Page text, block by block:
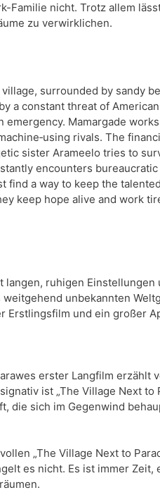
Familie nicht. Trotz allem
zu verwirklichen.
surrounded by sandy
a constant threat of
Mamargade
rivals. The
sister Arameelo tries to
encounters
find a way to keep the
keep hope alive and work
langen, ruhigen Einstellungen
unbekannten
Erstlingsfilm und ein großer
erster Langfilm erzählt
ist „The Village Next to
die sich im Gegenwind
„The Village Next to
es nicht. Es ist immer Zeit,